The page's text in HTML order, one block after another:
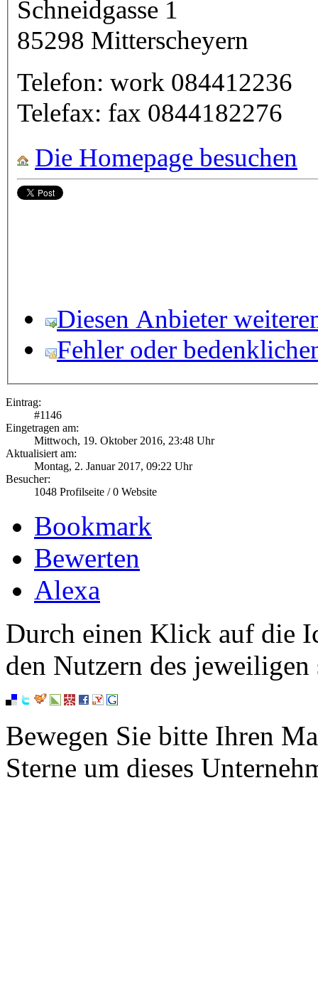
Schneidgasse 1
85298 Mitterscheyern
Telefon: work 084412236
Telefax: fax 0844182276
Die Homepage besuchen
Diesen Anbieter
Fehler oder
Eintrag:
#1146
Eingetragen am:
Mittwoch, 19. Oktober 2016, 23:48 Uhr
Aktualisiert am:
Montag, 2. Januar 2017, 09:22 Uhr
Besucher:
1048 Profilseite /0 Website
Bookmark
Bewerten
Alexa
Durch einen Klick auf die
den Nutzern des
Bewegen Sie bitte Ihren
Sterne um dieses